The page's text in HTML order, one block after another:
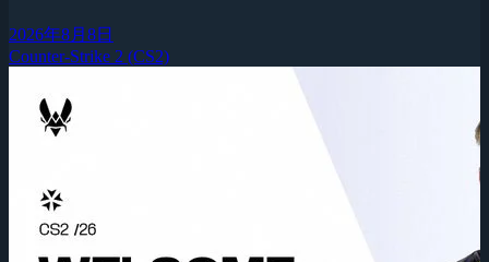
2026年8月8日
Counter-Strike 2 (CS2)